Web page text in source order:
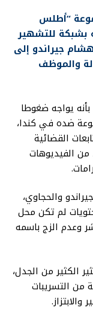
“أطلس
للتشهير
هشام جيراندو إلى
والموظف
يواجه ضغوطا
ضده في كندا،
القضائية
الفيديوهات
والحجاوي،
لم تكن محل
وعدم الزج باسمه
الكثير من الجدل،
من التسريبات